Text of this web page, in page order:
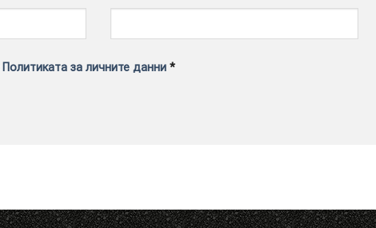
Политиката за личните данни *